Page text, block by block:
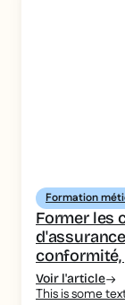
Formation
Former les
homogène
Voir l'article
This is some